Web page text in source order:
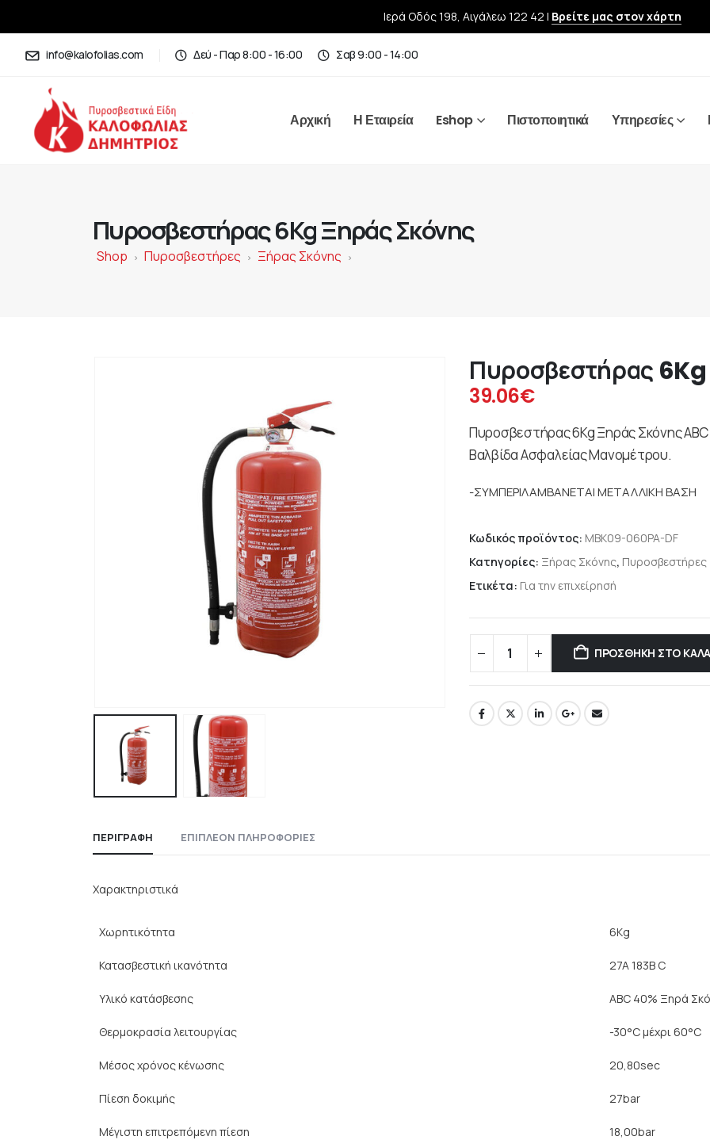
Ιερά Οδός 198, Αιγάλεω 122 42 | Βρείτε μας στον χάρτη
info@kalofolias.com Δεύ - Παρ 8:00 - 16:00 Σαβ 9:00 - 14:00
Αρχική Η Εταιρεία Eshop Πιστοποιητικά Υπηρεσίες
Πυροσβεστήρας 6Kg Ξηράς Σκόνης
Shop > Πυροσβεστήρες > Ξήρας Σκόνης >
Πυροσβεστήρας
39.06€
Πυροσβεστήρας 6Kg Ξηράς Σκόνης
Βαλβίδα Ασφαλείας Μανομέτρου.
-ΣΥΜΠΕΡΙΛΑΜΒΑΝΕΤΑΙ ΜΕΤΑΛΛΙΚΗ ΒΑΣΗ
Κωδικός προϊόντος: MBK09-060PA-DF
Κατηγορίες: Ξήρας Σκόνης, Πυροσβεστήρες
Ετικέτα: Για την επιχείρησή
ΠΡΟΣΘΉΚΗ ΣΤΟ
ΠΕΡΙΓΡΑΦΉ ΕΠΙΠΛΈΟΝ ΠΛΗΡΟΦΟΡΊΕΣ
Χαρακτηριστικά
Χωρητικότητα 6Kg
Κατασβεστική ικανότητα 27A 183B C
Υλικό κατάσβεσης ABC 40% Ξηρά
Θερμοκρασία λειτουργίας -30°C μέχρι 60°C
Μέσος χρόνος κένωσης 20,80sec
Πίεση δοκιμής 27bar
Μέγιστη επιτρεπόμενη πίεση 18,00bar